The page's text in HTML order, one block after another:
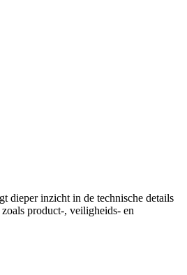
dieper inzicht in de technische details
product-, veiligheids- en